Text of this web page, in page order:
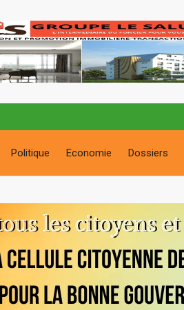
Politique Economie Dossiers